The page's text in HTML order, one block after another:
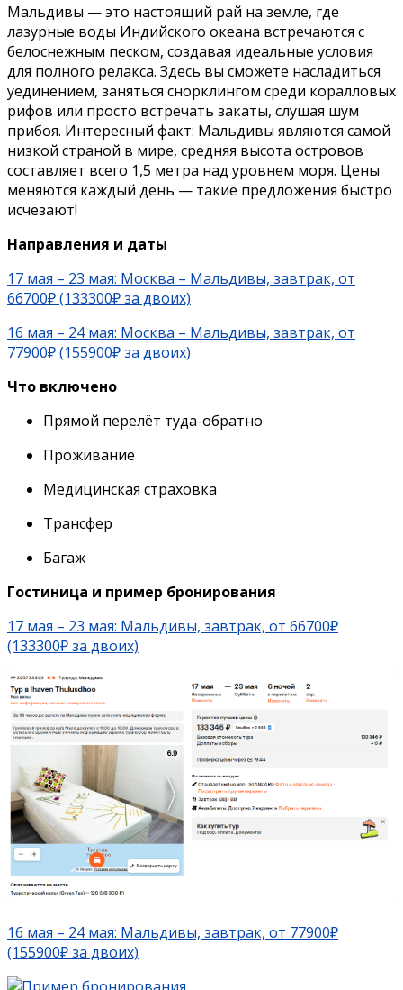
Мальдивы — это настоящий рай на земле, где
лазурные воды Индийского океана встречаются с
белоснежным песком, создавая идеальные условия
для полного релакса. Здесь вы сможете насладиться
уединением, заняться снорклингом среди коралловых
рифов или просто встречать закаты, слушая шум
прибоя. Интересный факт: Мальдивы являются самой
низкой страной в мире, средняя высота островов
составляет всего 1,5 метра над уровнем моря. Цены
меняются каждый день — такие предложения быстро
исчезают!
Направления и даты
17 мая – 23 мая: Москва – Мальдивы, завтрак, от
66700₽ (133300₽ за двоих)
16 мая – 24 мая: Москва – Мальдивы, завтрак, от
77900₽ (155900₽ за двоих)
Что включено
Прямой перелёт туда-обратно
Проживание
Медицинская страховка
Трансфер
Багаж
Гостиница и пример бронирования
17 мая – 23 мая: Мальдивы, завтрак, от 66700₽
(133300₽ за двоих)
16 мая – 24 мая: Мальдивы, завтрак, от 77900₽
(155900₽ за двоих)